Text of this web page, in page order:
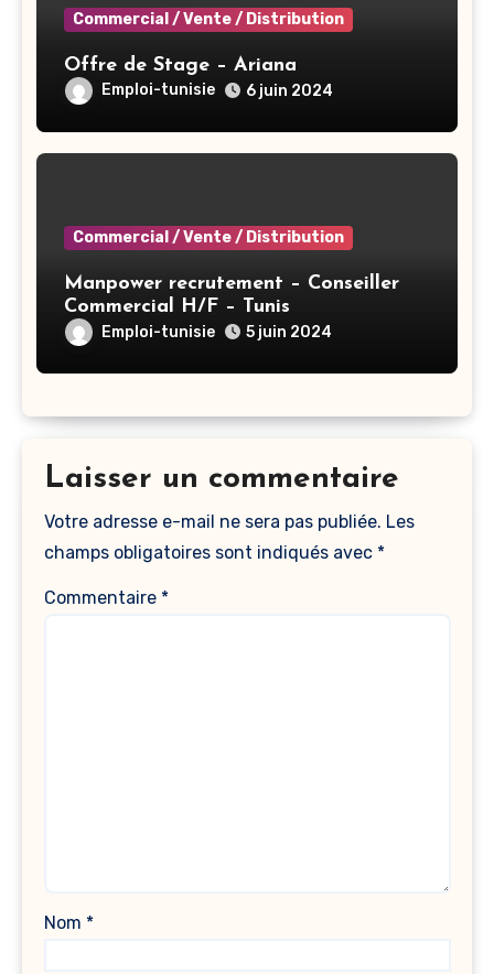
Commercial / Vente / Distribution
Offre de Stage – Ariana
Emploi-tunisie 6 juin 2024
Commercial / Vente / Distribution
Manpower recrutement – Conseiller
Commercial H/F – Tunis
Emploi-tunisie 5 juin 2024
Laisser un commentaire
Votre adresse e-mail ne sera pas publiée. Les
champs obligatoires sont indiqués avec *
Commentaire *
Nom *